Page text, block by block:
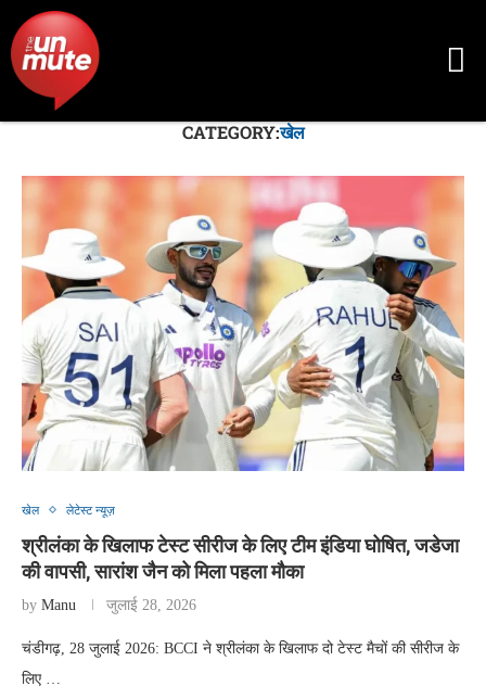
CATEGORY:खेल
खेल लेटेस्ट न्यूज़
श्रीलंका के खिलाफ टेस्ट सीरीज के लिए टीम इंडिया घोषित, जडेजा
की वापसी, सारांश जैन को मिला पहला मौका
by Manu जुलाई 28, 2026
चंडीगढ़, 28 जुलाई 2026: BCCI ने श्रीलंका के खिलाफ दो टेस्ट मैचों की सीरीज के
लिए …